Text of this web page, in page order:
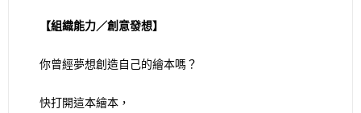
【組織能力／創意發想】
你曾經夢想創造自己的繪本嗎？
快打開這本繪本，